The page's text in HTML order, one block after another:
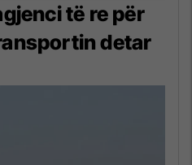
të re për
detar